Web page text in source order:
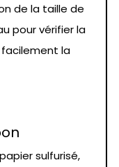
de la taille de
pour vérifier la
facilement la
sulfurisé,